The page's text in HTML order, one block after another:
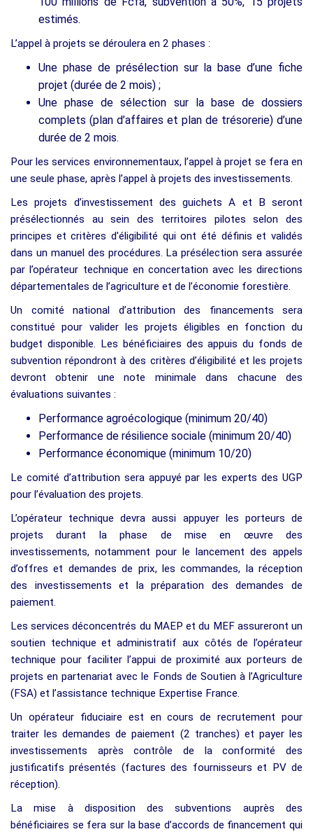
estimés.
L’appel à projets se déroulera en 2 phases :
Une phase de présélection sur la base d’une fiche
projet (durée de 2 mois) ;
Une phase de sélection sur la base de dossiers
complets (plan d’affaires et plan de trésorerie) d’une
durée de 2 mois.
Pour les services environnementaux, l’appel à projet se fera en
une seule phase, après l’appel à projets des investissements.
Les projets d’investissement des guichets A et B seront
présélectionnés au sein des territoires pilotes selon des
principes et critères d'éligibilité qui ont été définis et validés
dans un manuel des procédures. La présélection sera assurée
par l’opérateur technique en concertation avec les directions
départementales de l’agriculture et de l’économie forestière.
Un comité national d’attribution des financements sera
constitué pour valider les projets éligibles en fonction du
budget disponible. Les bénéficiaires des appuis du fonds de
subvention répondront à des critères d’éligibilité et les projets
devront obtenir une note minimale dans chacune des
évaluations suivantes :
Performance agroécologique (minimum 20/40)
Performance de résilience sociale (minimum 20/40)
Performance économique (minimum 10/20)
Le comité d’attribution sera appuyé par les experts des UGP
pour l’évaluation des projets.
L’opérateur technique devra aussi appuyer les porteurs de
projets durant la phase de mise en œuvre des
investissements, notamment pour le lancement des appels
d’offres et demandes de prix, les commandes, la réception
des investissements et la préparation des demandes de
paiement.
Les services déconcentrés du MAEP et du MEF assureront un
soutien technique et administratif aux côtés de l’opérateur
technique pour faciliter l’appui de proximité aux porteurs de
projets en partenariat avec le Fonds de Soutien à l’Agriculture
(FSA) et l’assistance technique Expertise France.
Un opérateur fiduciaire est en cours de recrutement pour
traiter les demandes de paiement (2 tranches) et payer les
investissements après contrôle de la conformité des
justificatifs présentés (factures des fournisseurs et PV de
réception).
La mise à disposition des subventions auprès des
bénéficiaires se fera sur la base d’accords de financement qui